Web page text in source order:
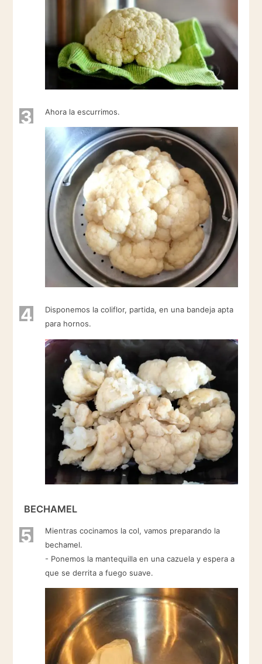
3 Ahora la escurrimos.
4
Disponemos la coliflor, partida, en una bandeja apta
para hornos.
BECHAMEL
5
Mientras cocinamos la col, vamos preparando la
bechamel.
- Ponemos la mantequilla en una cazuela y espera a
que se derrita a fuego suave.